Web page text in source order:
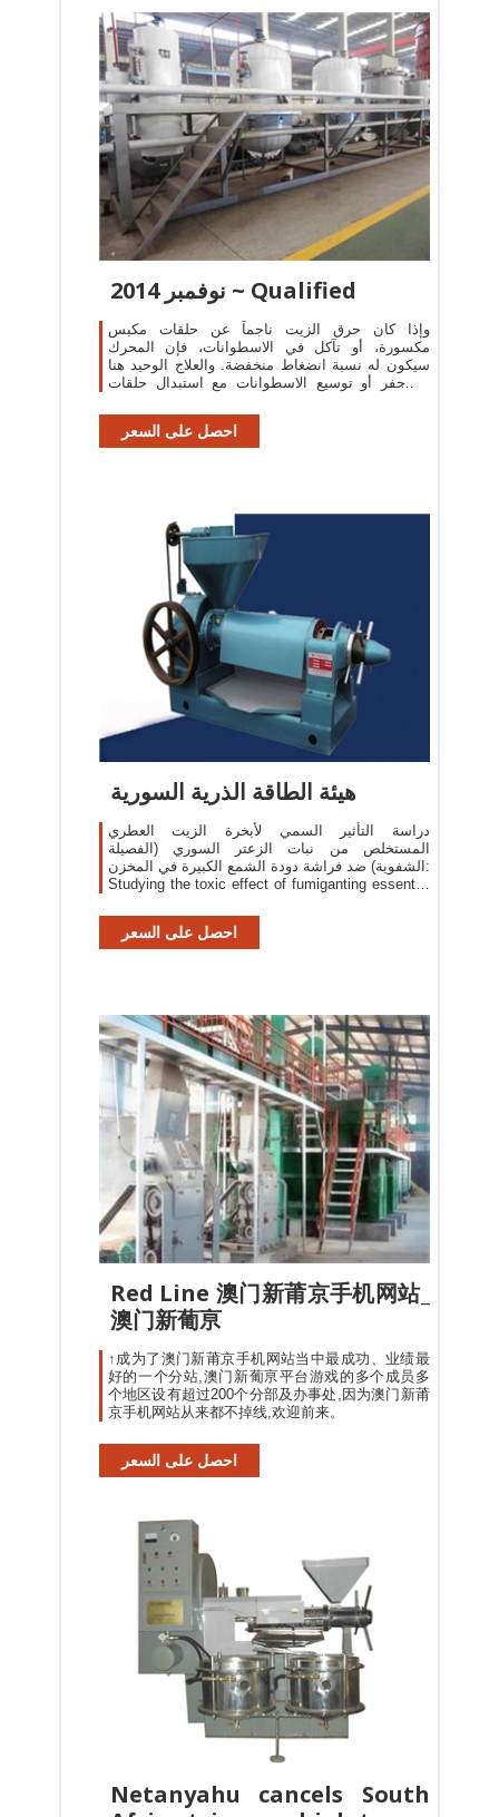
نوفمبر 2014 ~ Qualified
وإذا كان حرق الزيت ناجماً عن حلقات مكبس
مكسورة، أو تآكل في الاسطوانات، فإن المحرك
سيكون له نسبة انضغاط منخفضة. والعلاج الوحيد هنا
هو حفر أو توسيع الاسطوانات مع استبدال حلقات
احصل على السعر
هيئة الطاقة الذرية السورية
دراسة التأثير السمي لأبخرة الزيت العطري
المستخلص من نبات الزعتر السوري (الفصيلة
الشفوية) ضد فراشة دودة الشمع الكبيرة في المخزن:
Studying the toxic effect of fumiganting essential
(Labiatae) against
احصل على السعر
Red Line 澳门新莆京手机网站_
澳门新葡亰
↑成为了澳门新莆京手机网站当中最成功、业绩最
好的一个分站,澳门新葡亰平台游戏的多个成员多
个地区设有超过200个分部及办事处,因为澳门新莆
京手机网站从来都不掉线,欢迎前来。
احصل على السعر
Netanyahu cancels South